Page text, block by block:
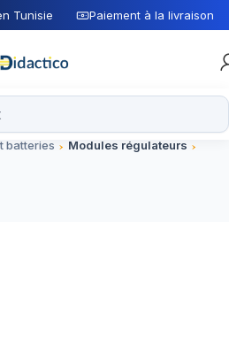
Tunisie Paiement à la livraison
batteries
Modules régulateurs